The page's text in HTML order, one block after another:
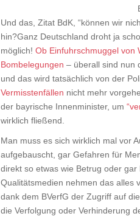
Und das, Zitat BdK, “können wir
hin?Ganz Deutschland droht ja
möglich! Ob Einfuhrschmuggel von
Bombelegungen – überall sind nun
und das wird tatsächlich von der
Vermisstenfällen nicht mehr
der bayrische Innenminister, um
wirklich fließend.
Man muss es sich wirklich mal vor
aufgebauscht, gar Gefahren für
direkt so etwas wie Betrug oder
Qualitätsmedien nehmen das alles
dank dem BVerfG der Zugriff auf
die Verfolgung oder Verhinderung